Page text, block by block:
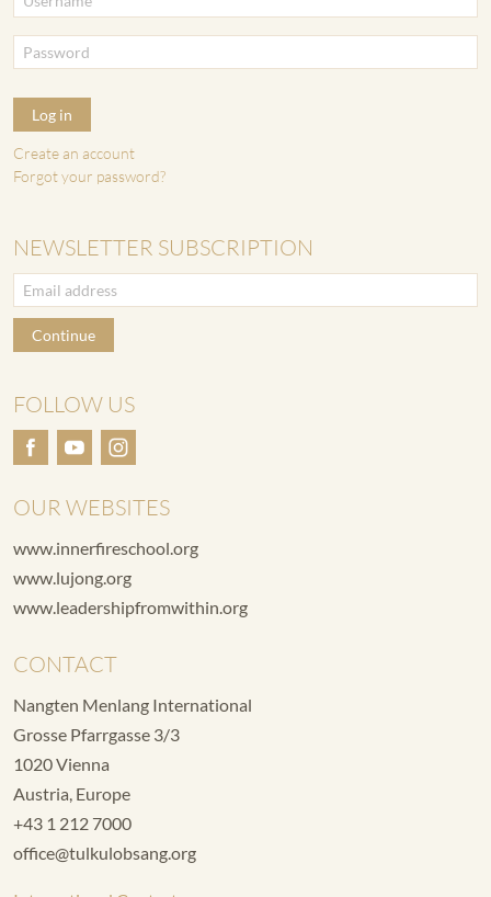
Log in
Create an account
Forgot your password?
NEWSLETTER SUBSCRIPTION
Continue
FOLLOW US
OUR WEBSITES
www.innerfireschool.org
www.lujong.org
www.leadershipfromwithin.org
CONTACT
Nangten Menlang International
Grosse Pfarrgasse 3/3
1020 Vienna
Austria, Europe
+43 1 212 7000
office@tulkulobsang.org